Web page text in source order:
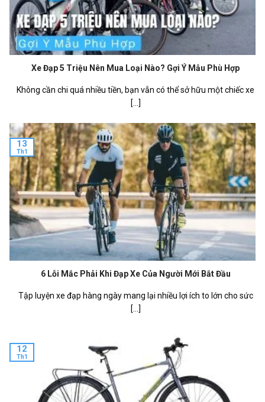
Xe Đạp 5 Triệu Nên Mua Loại Nào? Gợi Ý Mẫu Phù Hợp
Không cần chi quá nhiều tiền, bạn vẫn có thể sở hữu một chiếc xe
[...]
6 Lỗi Mắc Phải Khi Đạp Xe Của Người Mới Bắt Đầu
Tập luyện xe đạp hàng ngày mang lại nhiều lợi ích to lớn cho sức
[...]
13
Th1
12
Th1